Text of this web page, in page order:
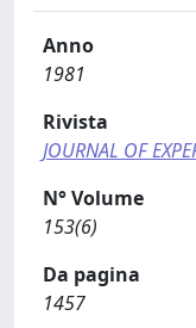
Anno
1981
Rivista
JOURNAL OF
N° Volume
153(6)
Da pagina
1457